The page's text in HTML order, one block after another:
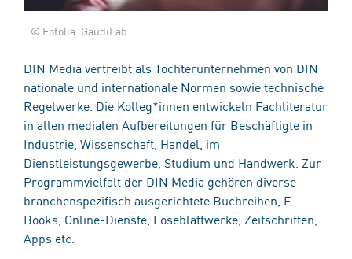
© Fotolia: GaudiLab
DIN Media vertreibt als Tochterunternehmen von DIN
nationale und internationale Normen sowie technische
Regelwerke. Die Kolleg*innen entwickeln Fachliteratur
in allen medialen Aufbereitungen für Beschäftigte in
Industrie, Wissenschaft, Handel, im
Dienstleistungsgewerbe, Studium und Handwerk. Zur
Programmvielfalt der DIN Media gehören diverse
branchenspezifisch ausgerichtete Buchreihen, E-
Books, Online-Dienste, Loseblattwerke, Zeitschriften,
Apps etc.